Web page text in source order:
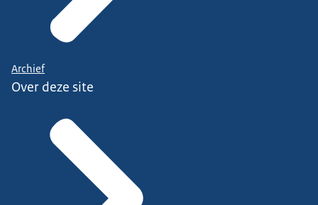
Archief
Over deze site